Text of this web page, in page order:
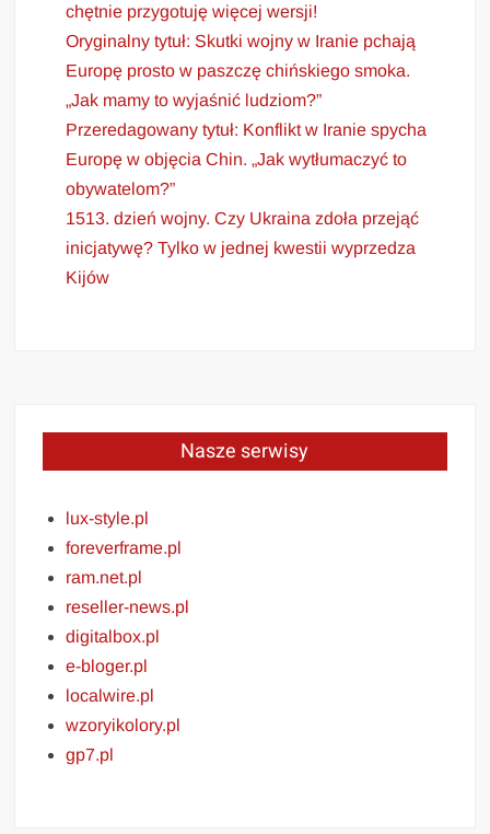
chętnie przygotuję więcej wersji!
Oryginalny tytuł: Skutki wojny w Iranie pchają
Europę prosto w paszczę chińskiego smoka.
„Jak mamy to wyjaśnić ludziom?”
Przeredagowany tytuł: Konflikt w Iranie spycha
Europę w objęcia Chin. „Jak wytłumaczyć to
obywatelom?”
1513. dzień wojny. Czy Ukraina zdoła przejąć
inicjatywę? Tylko w jednej kwestii wyprzedza
Kijów
Nasze serwisy
lux-style.pl
foreverframe.pl
ram.net.pl
reseller-news.pl
digitalbox.pl
e-bloger.pl
localwire.pl
wzoryikolory.pl
gp7.pl